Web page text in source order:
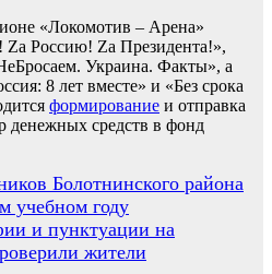
«Локомотив – Арена»
Россию! Zа Президента!»,
Украина. Факты», а
8 лет вместе» и «Без срока
формирование и отправка
денежных средств в фонд
Болотнинского района
учебном году
и пунктуации на
жители